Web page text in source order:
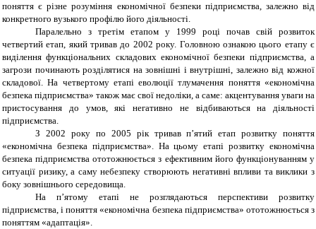
поняття є різне розуміння економічної безпеки підприємства, залежно від
конкретного вузького профілю його діяльності.
Паралельно з третім етапом у 1999 році почав свій розвиток
четвертий етап, який тривав до 2002 року. Головною ознакою цього етапу є
виділення функціональних складових економічної безпеки підприємства, а
загрози починають розділятися на зовнішні і внутрішні, залежно від кожної
складової. На четвертому етапі еволюції тлумачення поняття «економічна
безпека підприємства» також має свої недоліки, а саме: акцентування уваги на
пристосування до умов, які негативно не відбиваються на діяльності
підприємства.
З 2002 року по 2005 рік тривав п’ятий етап розвитку поняття
«економічна безпека підприємства». На цьому етапі розвитку економічна
безпека підприємства ототожнюється з ефективним його функціонуванням у
ситуації ризику, а саму небезпеку створюють негативні впливи та виклики з
боку зовнішнього середовища.
На п’ятому етапі не розглядаються перспективи розвитку
підприємства, і поняття «економічна безпека підприємства» ототожнюється з
поняттям «адаптація».